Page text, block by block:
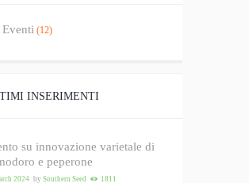
Eventi(12)
INSERIMENTI
su innovazione varietale di
e peperone
2024 by Southern Seed 1811